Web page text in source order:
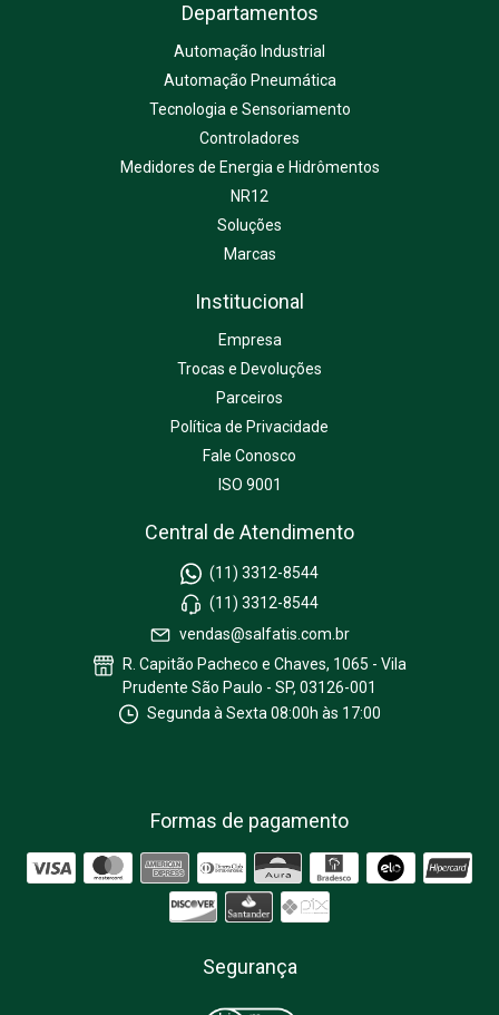
Departamentos
Automação Industrial
Automação Pneumática
Tecnologia e Sensoriamento
Controladores
Medidores de Energia e Hidrômentos
NR12
Soluções
Marcas
Institucional
Empresa
Trocas e Devoluções
Parceiros
Política de Privacidade
Fale Conosco
ISO 9001
Central de Atendimento
(11) 3312-8544
(11) 3312-8544
vendas@salfatis.com.br
R. Capitão Pacheco e Chaves, 1065 - Vila
Prudente São Paulo - SP, 03126-001
Segunda à Sexta 08:00h às 17:00
Formas de pagamento
Segurança